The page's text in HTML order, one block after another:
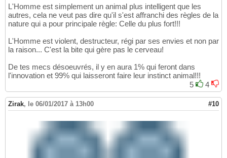
L'Homme est simplement un animal plus intelligent que les
autres, cela ne veut pas dire qu'il s'est affranchi des règles de la
nature qui a pour principale règle: Celle du plus fort!!!
L'Homme est violent, destructeur, régi par ses envies et non par
la raison... C'est la bite qui gère pas le cerveau!
De tes mecs désoeuvrés, il y en aura 1% qui feront dans
l'innovation et 99% qui laisseront faire leur instinct animal!!!
5
4
Zirak, le 06/01/2017 à 13h00 #10